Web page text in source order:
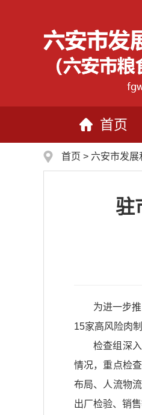
首页
首页 > 六安市发展
驻
为进一步
15家高风险肉
检查组深
情况，重点检
布局、人流物
出厂检验、销